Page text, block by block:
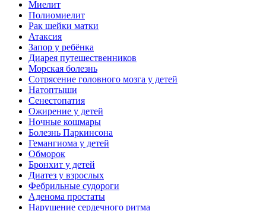
Миелит
Полиомиелит
Рак шейки матки
Атаксия
Запор у ребёнка
Диарея путешественников
Морская болезнь
Сотрясение головного мозга у детей
Натоптыши
Сенестопатия
Ожирение у детей
Ночные кошмары
Болезнь Паркинсона
Гемангиома у детей
Обморок
Бронхит у детей
Диатез у взрослых
Фебрильные судороги
Аденома простаты
Нарушение сердечного ритма